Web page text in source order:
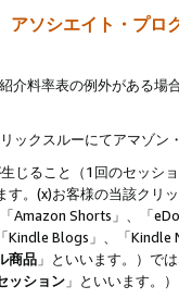
アソシエイト・プロ
紹介料率表の例外がある
ックスルーにてアマゾン
じること（1回のセッシ
。(x)お客様の当該ク
Amazon Shorts」、「
Kindle Blogs」、「
商品 」といいます。）で
ッション 」といいます。